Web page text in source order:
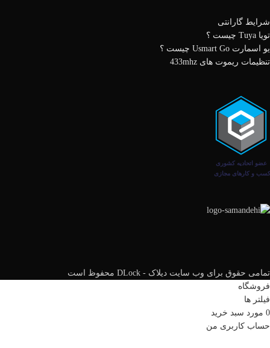
شرایط گارانتی
تویا Tuya چیست ؟
یو اسمارت Usmart Go چیست ؟
تنظیمات ریموت های 433mhz
تمامی حقوق برای وب سایت دیلاک - DLock محفوظ است
فروشگاه
فیلتر ها
0 مورد سبد خرید
حساب کاربری من